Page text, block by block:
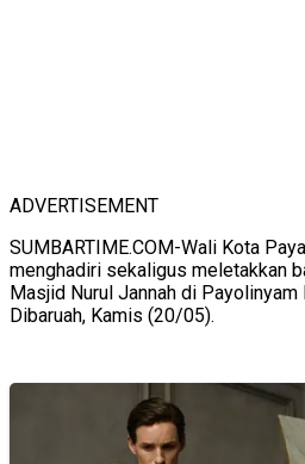
ADVERTISEMENT
SUMBARTIME.COM-Wali Kota
menghadiri sekaligus meletakkan
Masjid Nurul Jannah di
Dibaruah, Kamis (20/05).